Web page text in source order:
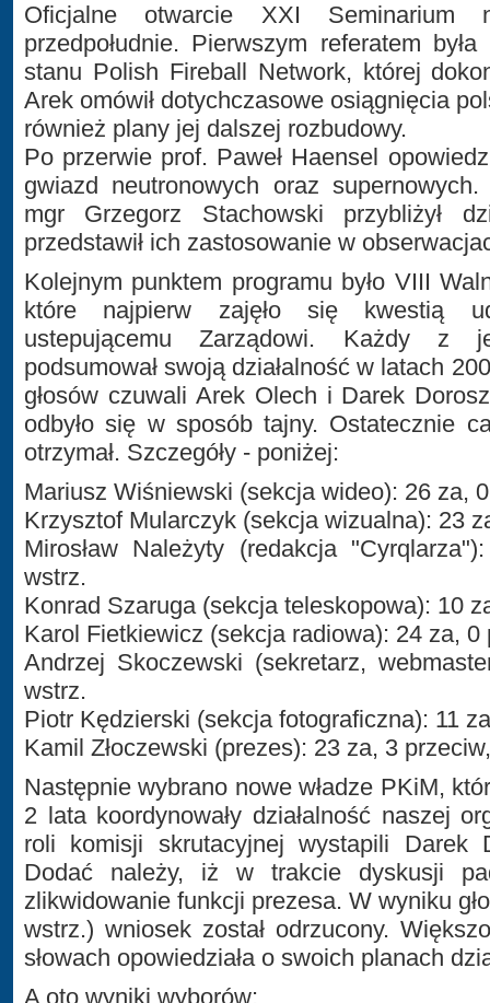
Oficjalne otwarcie XXI Seminarium
przedpołudnie. Pierwszym referatem
stanu Polish Fireball Network, której
Arek omówił dotychczasowe osiągnięcia
również plany jej dalszej rozbudowy.
Po przerwie prof. Paweł Haensel
gwiazd neutronowych oraz
mgr Grzegorz Stachowski przybliżył
przedstawił ich zastosowanie w
Kolejnym punktem programu było VIII
które najpierw zajęło się kwestią
ustepującemu Zarządowi. Każdy z
podsumował swoją działalność w latach
głosów czuwali Arek Olech i Darek
odbyło się w sposób tajny. Ostatecznie
otrzymał. Szczegóły - poniżej:
Mariusz Wiśniewski (sekcja wideo): 26 za,
Krzysztof Mularczyk (sekcja wizualna): 23
Mirosław Należyty (redakcja
wstrz.
Konrad Szaruga (sekcja teleskopowa): 10
Karol Fietkiewicz (sekcja radiowa): 24 za, 0
Andrzej Skoczewski (sekretarz,
wstrz.
Piotr Kędzierski (sekcja fotograficzna): 11
Kamil Złoczewski (prezes): 23 za, 3
Następnie wybrano nowe władze PKiM,
2 lata koordynowały działalność naszej
roli komisji skrutacyjnej wystapili Darek
Dodać należy, iż w trakcie dyskusji
zlikwidowanie funkcji prezesa. W wyniku
wstrz.) wniosek został odrzucony.
słowach opowiedziała o swoich planach
A oto wyniki wyborów: